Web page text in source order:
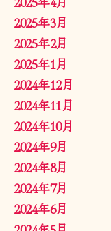
2025年3月
2025年2月
2025年1月
2024年12月
2024年11月
2024年10月
2024年9月
2024年8月
2024年7月
2024年6月